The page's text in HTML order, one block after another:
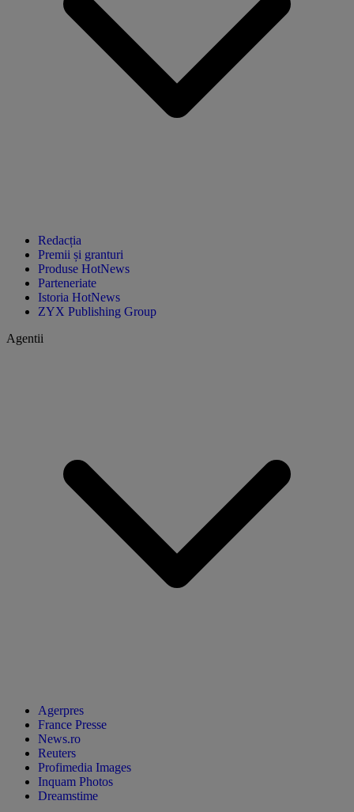
Redacția
Premii și granturi
Produse HotNews
Parteneriate
Istoria HotNews
ZYX Publishing Group
Agentii
Agerpres
France Presse
News.ro
Reuters
Profimedia Images
Inquam Photos
Dreamstime